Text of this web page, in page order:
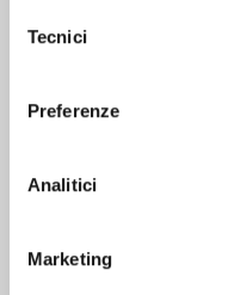
delTecnici
Preferenze
Analitici
Marketing